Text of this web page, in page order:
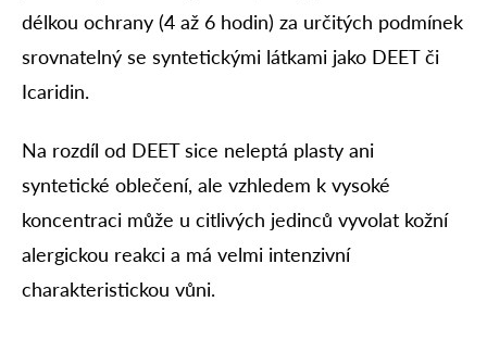
délkou ochrany (4 až 6 hodin) za určitých podmínek
srovnatelný se syntetickými látkami jako DEET či
Icaridin.
Na rozdíl od DEET sice neleptá plasty ani
syntetické oblečení, ale vzhledem k vysoké
koncentraci může u citlivých jedinců vyvolat kožní
alergickou reakci a má velmi intenzivní
charakteristickou vůni.